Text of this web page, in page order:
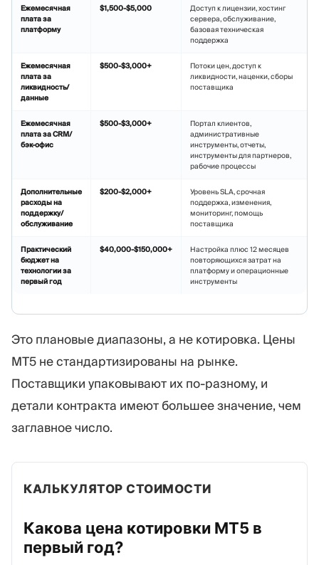
Ежемесячная
плата за
платформу
$1,500-$5,000
Доступ к лицензии, хостинг
сервера, обслуживание,
базовая техническая
поддержка
Ежемесячная
плата за
ликвидность/
данные
$500-$3,000+
Потоки цен, доступ к
ликвидности, наценки, сборы
поставщика
Ежемесячная
плата за CRM/
бэк-офис
$500-$3,000+
Портал клиентов,
административные
инструменты, отчеты,
инструменты для партнеров,
рабочие процессы
Дополнительные
расходы на
поддержку/
обслуживание
$200-$2,000+
Уровень SLA, срочная
поддержка, изменения,
мониторинг, помощь
поставщика
Практический
бюджет на
технологии за
первый год
$40,000-$150,000+
Настройка плюс 12 месяцев
повторяющихся затрат на
платформу и операционные
инструменты
Это плановые диапазоны, а не котировка. Цены
MT5 не стандартизированы на рынке.
Поставщики упаковывают их по-разному, и
детали контракта имеют большее значение, чем
заглавное число.
КАЛЬКУЛЯТОР СТОИМОСТИ
Какова цена котировки MT5 в
первый год?